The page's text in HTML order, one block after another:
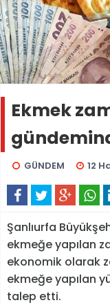
Ekmek
GÜNDEM 12
Şanlıurfa
ekmeğe yapılan
ekonomik olarak
ekmeğe yapılan
talep etti.